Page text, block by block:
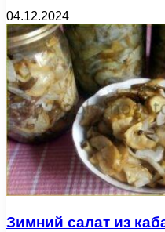
04.12.2024
Зимний салат из